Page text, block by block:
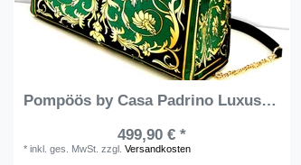
Pompöös by Casa Padrino Luxus Damen Handtasche Baroque Flowers mit Krone und Strass Steinen Grün / Schwarz / Gold 43 x H. 43 cm - designed by Harald Glööckler
499,90 € *
*inkl. ges. MwSt. zzgl.Versandkosten